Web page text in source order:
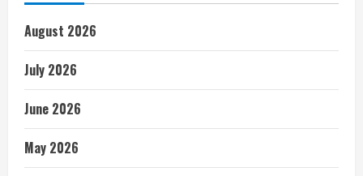
August 2026
July 2026
June 2026
May 2026